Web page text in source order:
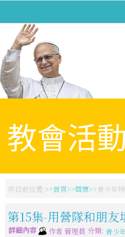
教會活動
你目前位置: 首頁 關懷 青少年
第15集-用營隊和朋友
詳細內容 作者 管理員 分類: 青少